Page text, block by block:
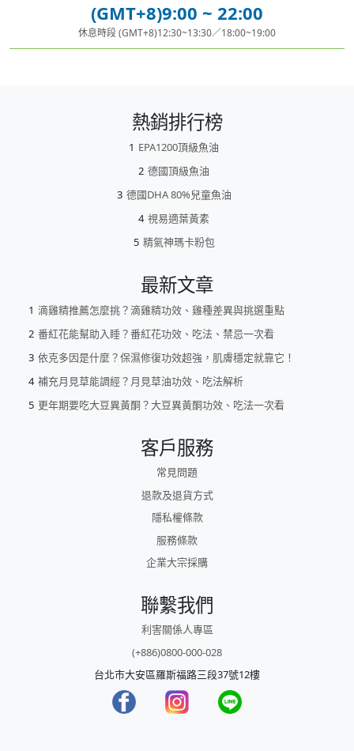
(GMT+8)9:00 ~ 22:00
休息時段 (GMT+8)12:30~13:30／18:00~19:00
熱銷排行榜
EPA1200頂級魚油
德國頂級魚油
德國DHA 80%兒童魚油
視易適葉黃素
精氣神瑪卡粉包
最新文章
滴雞精推薦怎麼挑？滴雞精功效、雞種差異與挑選重點
番紅花能幫助入睡？番紅花功效、吃法、禁忌一次看
依克多因是什麼？保濕修復功效超強，肌膚穩定就靠它！
補充月見草能調經？月見草油功效、吃法解析
更年期要吃大豆異黃酮？大豆異黃酮功效、吃法一次看
客戶服務
常見問題
退款及退貨方式
隱私權條款
服務條款
企業大宗採購
聯繫我們
利害關係人專區
(+886)0800-000-028
台北市大安區羅斯福路三段37號12樓